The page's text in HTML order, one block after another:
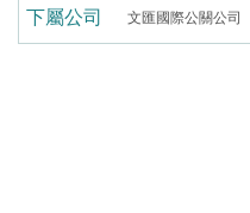
下屬公司 文匯國際公關公司